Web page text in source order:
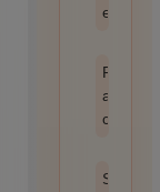
et
Produit
anti
cafards
Santé